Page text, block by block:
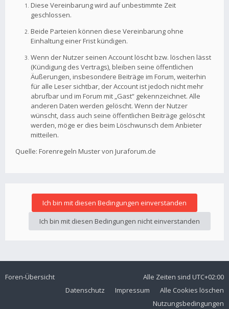
Diese Vereinbarung wird auf unbestimmte Zeit
geschlossen.
Beide Parteien können diese Vereinbarung ohne
Einhaltung einer Frist kündigen.
Wenn der Nutzer seinen Account löscht bzw. löschen lässt
(Kündigung des Vertrags), bleiben seine öffentlichen
Äußerungen, insbesondere Beiträge im Forum, weiterhin
für alle Leser sichtbar, der Account ist jedoch nicht mehr
abrufbar und im Forum mit „Gast“ gekennzeichnet. Alle
anderen Daten werden gelöscht. Wenn der Nutzer
wünscht, dass auch seine öffentlichen Beiträge gelöscht
werden, möge er dies beim Löschwunsch dem Anbieter
mitteilen.
Quelle: Forenregeln Muster von Juraforum.de
Foren-Übersicht Alle Zeiten sind UTC+02:00
Alle Cookies löschen
Impressum
Datenschutz
Nutzungsbedingungen